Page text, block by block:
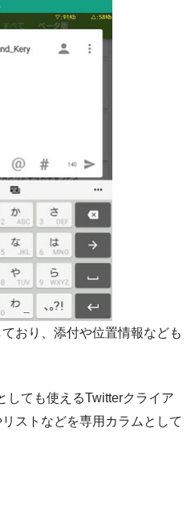
おり、添付や位置情報なども
しても使えるTwitterクライア
ストなどを専用カラムとして